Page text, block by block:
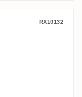
RX10132